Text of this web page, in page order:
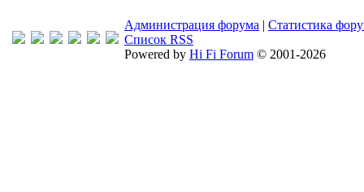
Администрация форума | Статистика
Список RSS
Powered by Hi Fi Forum © 2001-2026